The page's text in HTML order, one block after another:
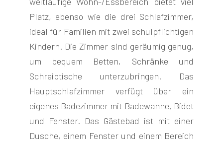
Platz, ebenso wie die drei Schlafzimmer,
ideal für Familien mit zwei schulpflichtigen
Kindern. Die Zimmer sind geräumig genug,
um bequem Betten, Schränke und
Schreibtische unterzubringen. Das
Hauptschlafzimmer verfügt über ein
eigenes Badezimmer mit Badewanne, Bidet
und Fenster. Das Gästebad ist mit einer
Dusche, einem Fenster und einem Bereich